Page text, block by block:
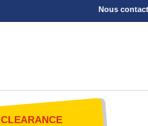
Nous
CLEARANCE